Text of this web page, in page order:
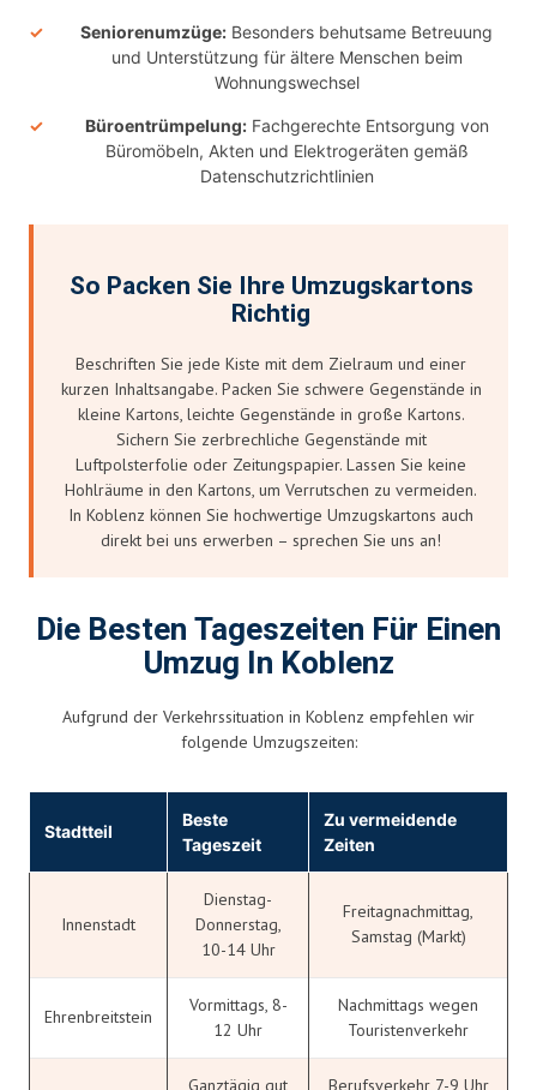
Seniorenumzüge: Besonders behutsame Betreuung
und Unterstützung für ältere Menschen beim
Wohnungswechsel
Büroentrümpelung:Fachgerechte Entsorgung von
Büromöbeln, Akten und Elektrogeräten gemäß
Datenschutzrichtlinien
So Packen Sie Ihre Umzugskartons
Richtig
Beschriften Sie jede Kiste mit dem Zielraum und einer
kurzen Inhaltsangabe. Packen Sie schwere Gegenstände in
kleine Kartons, leichte Gegenstände in große Kartons.
Sichern Sie zerbrechliche Gegenstände mit
Luftpolsterfolie oder Zeitungspapier. Lassen Sie keine
Hohlräume in den Kartons, um Verrutschen zu vermeiden.
In Koblenz können Sie hochwertige Umzugskartons auch
direkt bei uns erwerben – sprechen Sie uns an!
Die Besten Tageszeiten Für Einen
Umzug In Koblenz
Aufgrund der Verkehrssituation in Koblenz empfehlen wir
folgende Umzugszeiten:
Stadtteil
Beste
Tageszeit
Zu vermeidende
Zeiten
Innenstadt
Dienstag-
Donnerstag,
10-14 Uhr
Freitagnachmittag,
Samstag (Markt)
Ehrenbreitstein
Vormittags, 8-
12 Uhr
Nachmittags wegen
Touristenverkehr
Ganztägig gut Berufsverkehr 7-9 Uhr